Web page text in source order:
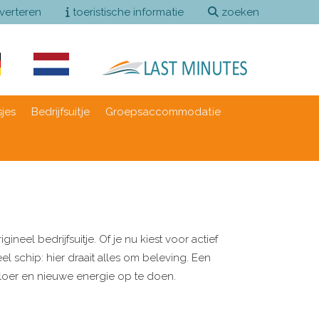
toeristische informatie zoeken
Bedrijfsuitje Groepsaccommodatie
bedrijfsuitje. Of je nu kiest voor actief
schip: hier draait alles om beleving. Een
en nieuwe energie op te doen.